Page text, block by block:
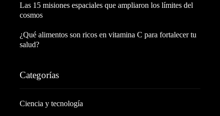
Las 15 misiones espaciales que ampliaron los límites del
cosmos
¿Qué alimentos son ricos en vitamina C para fortalecer tu
salud?
Categorías
Ciencia y tecnología